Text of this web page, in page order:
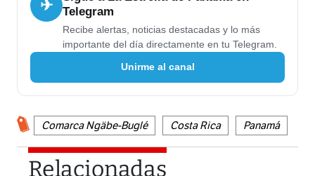
✈
Telegram
Recibe alertas, noticias destacadas y lo más
importante del día directamente en tu Telegram.
Unirme al canal
Comarca Ngäbe-Buglé Costa Rica Panamá
Relacionadas